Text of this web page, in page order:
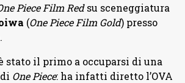
Piece Film Redsu sceneggiatura
(One Piece Film Gold) presso
.
stato il primo a occuparsi di una
One Piece: ha infatti diretto l’OVA